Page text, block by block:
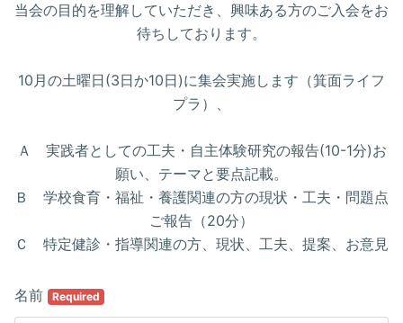
当会の目的を理解していただき、興味ある方のご入会をお
待ちしております。
10月の土曜日(3日か10日)に集会実施します（箕面ライフ
プラ）、
Ａ 実践者としての工夫・自主体験研究の報告(10-1分)お
願い、テーマと要点記載。
Ｂ 学校食育・福祉・養護関連の方の現状・工夫・問題点
ご報告（20分）
Ｃ 特定健診・指導関連の方、現状、工夫、提案、お意見
名前 Required